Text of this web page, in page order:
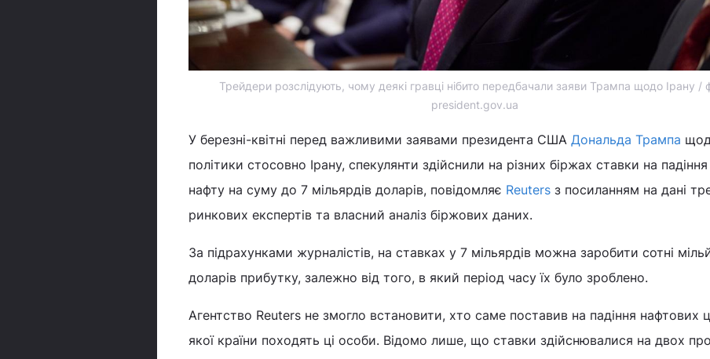
Трейдери розслідують, чому деякі гравці нібито передбачали заяви Трампа щодо Ірану /
president.gov.ua
У березні-квітні перед важливими заявами президента США Дональда Трампа
політики стосовно Ірану, спекулянти здійснили на різних біржах ставки на падіння
нафту на суму до 7 мільярдів доларів, повідомляє Reuters з посиланням на дані
ринкових експертів та власний аналіз біржових даних.
За підрахунками журналістів, на ставках у 7 мільярдів можна заробити сотні
доларів прибутку, залежно від того, в який період часу їх було зроблено.
Агентство Reuters не змогло встановити, хто саме поставив на падіння нафтових
якої країни походять ці особи. Відомо лише, що ставки здійснювалися на двох